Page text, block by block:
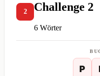
2 Challenge 2
6 Wörter
P